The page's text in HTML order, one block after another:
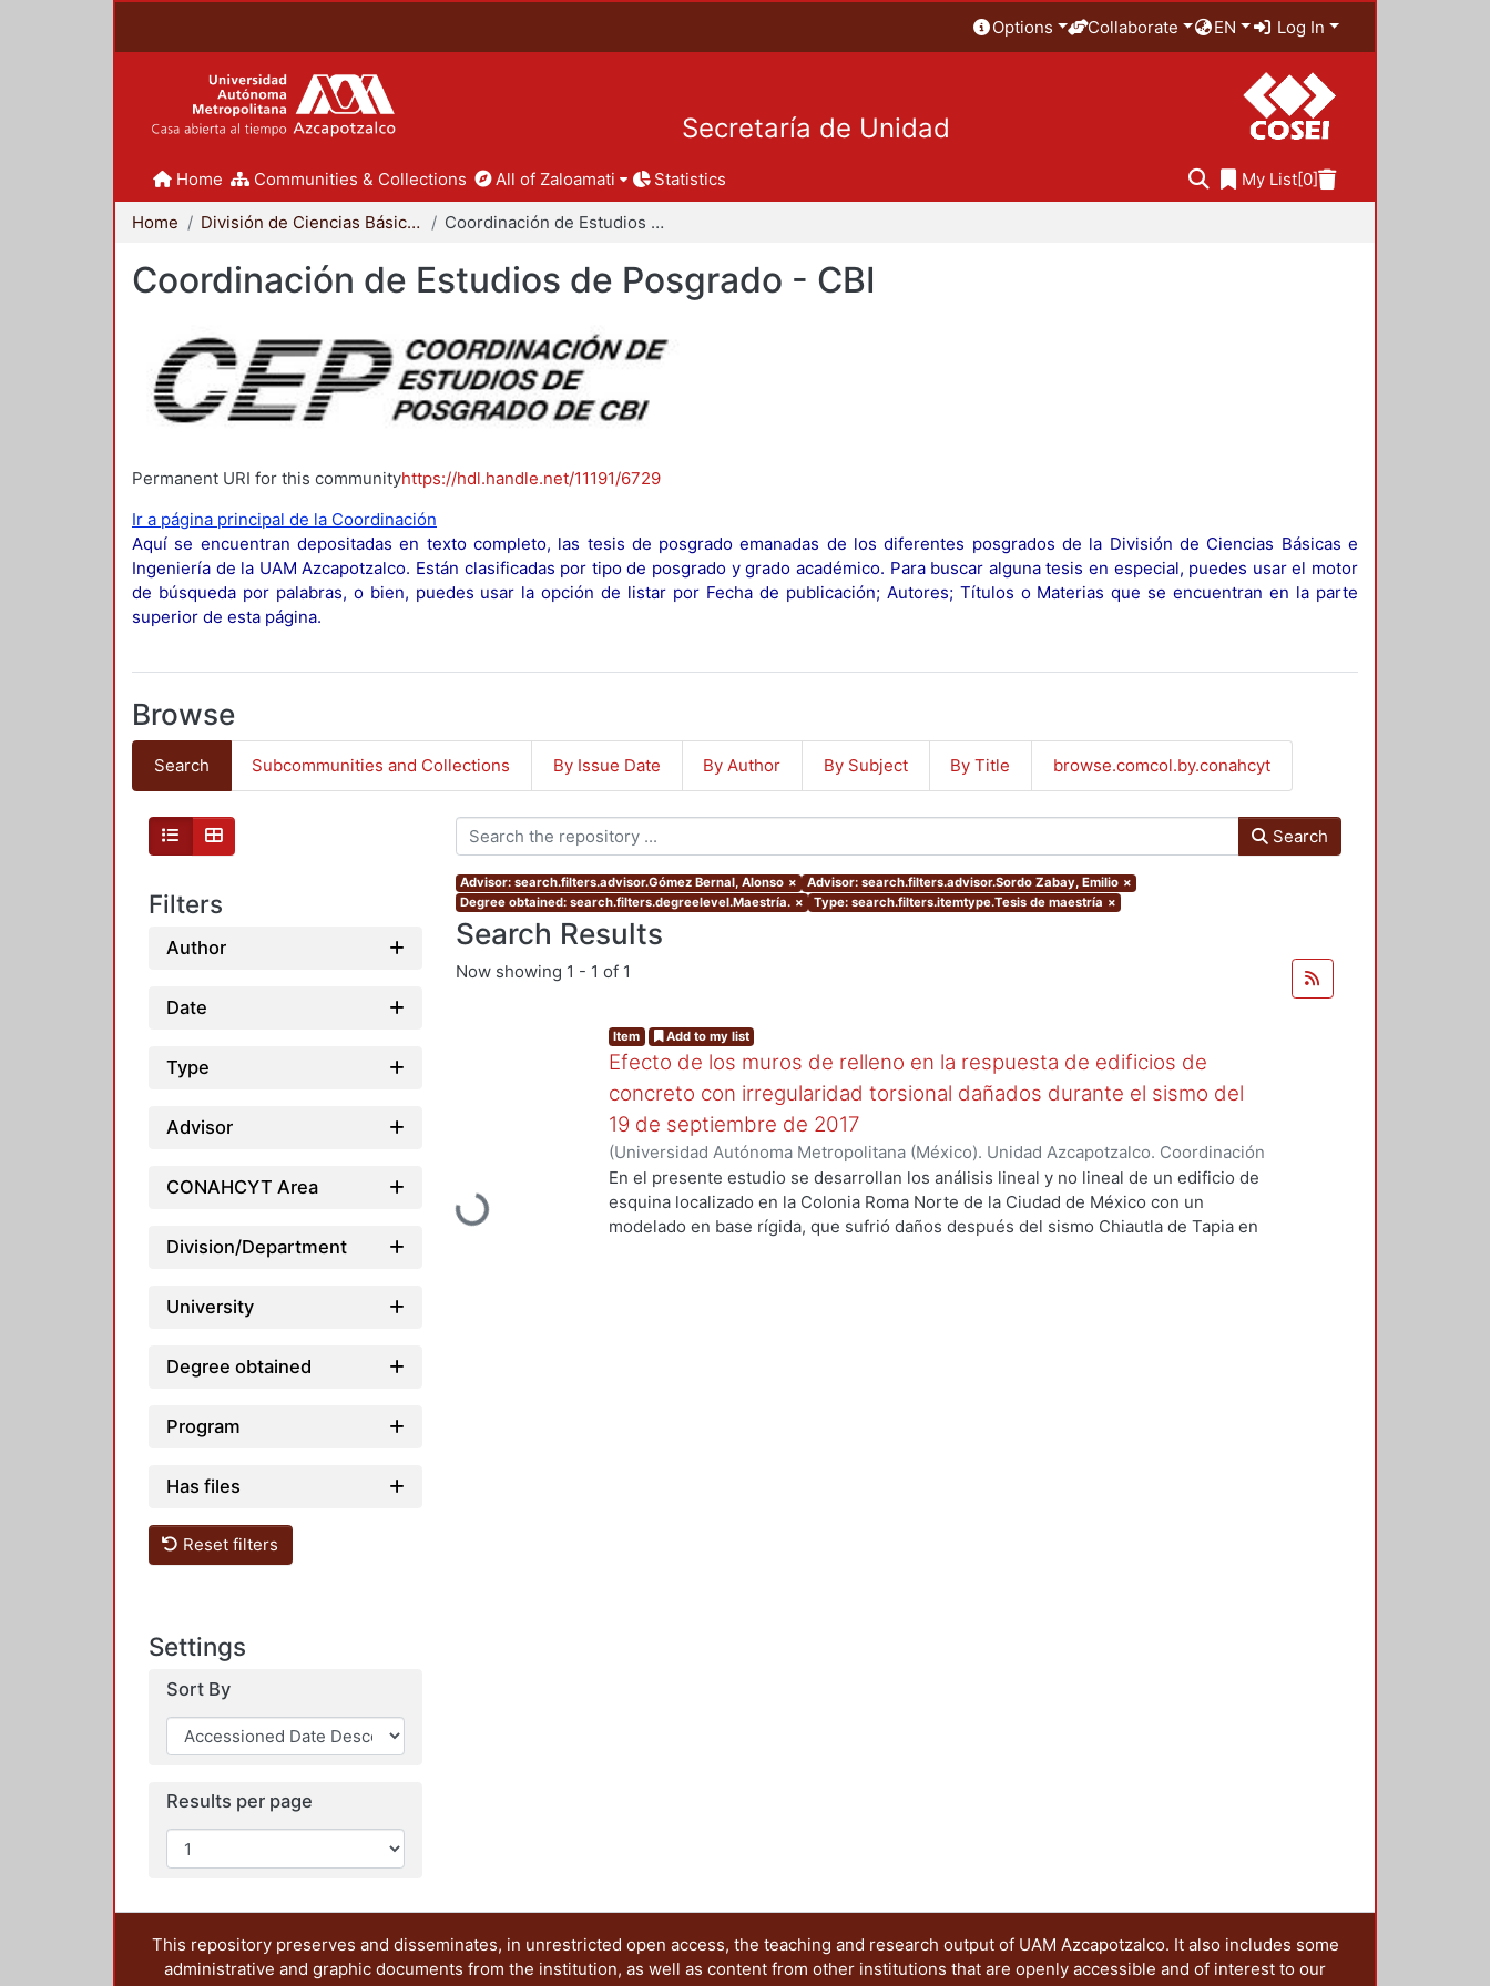
Options Collaborate EN Log In
Secretaría de Unidad
Home Communities & Collections All of Zaloamati Statistics My List[0]
Home División de Ciencias Básicas e Ingeniería Coordinación de Estudios de Posgrado - CBI
Coordinación de Estudios de Posgrado - CBI
Permanent URI for this communityhttps://hdl.handle.net/11191/6729
Ir a página principal de la Coordinación
Aquí se encuentran depositadas en texto completo, las tesis de posgrado emanadas de los diferentes posgrados de la División de Ciencias Básicas e
Ingeniería de la UAM Azcapotzalco. Están clasificadas por tipo de posgrado y grado académico. Para buscar alguna tesis en especial, puedes usar el motor
de búsqueda por palabras, o bien, puedes usar la opción de listar por Fecha de publicación; Autores; Títulos o Materias que se encuentran en la parte
superior de esta página.
Browse
Search Subcommunities and Collections By Issue Date By Author By Subject By Title browse.comcol.by.conahcyt
Filters
Author
Date
Type
Advisor
CONAHCYT Area
Division/Department
University
Degree obtained
Program
Has files
Reset filters
Settings
Sort By
Results per page
Search
Advisor: search.filters.advisor.Gómez Bernal, Alonso × Advisor: search.filters.advisor.Sordo Zabay, Emilio ×
Degree obtained: search.filters.degreelevel.Maestría. × Type: search.filters.itemtype.Tesis de maestría ×
Search Results
Now showing 1 - 1 of 1
Loading...
Item Add to my list
Efecto de los muros de relleno en la respuesta de edificios de
concreto con irregularidad torsional dañados durante el sismo del
19 de septiembre de 2017
(Universidad Autónoma Metropolitana (México). Unidad Azcapotzalco. Coordinación
de Servicios de Información.,2020-06-01 )Tovar Hidalgo, Alexia Yolanda
En el presente estudio se desarrollan los análisis lineal y no lineal de un edificio de
esquina localizado en la Colonia Roma Norte de la Ciudad de México con un
modelado en base rígida, que sufrió daños después del sismo Chiautla de Tapia en
This repository preserves and disseminates, in unrestricted open access, the teaching and research output of UAM Azcapotzalco. It also includes some
administrative and graphic documents from the institution, as well as content from other institutions that are openly accessible and of interest to our